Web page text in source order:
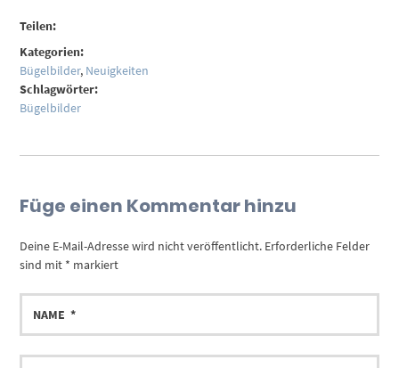
Teilen:
Kategorien:
Bügelbilder, Neuigkeiten
Schlagwörter:
Bügelbilder
Füge einen Kommentar hinzu
Deine E-Mail-Adresse wird nicht veröffentlicht. Erforderliche Felder
sind mit * markiert
NAME
E-